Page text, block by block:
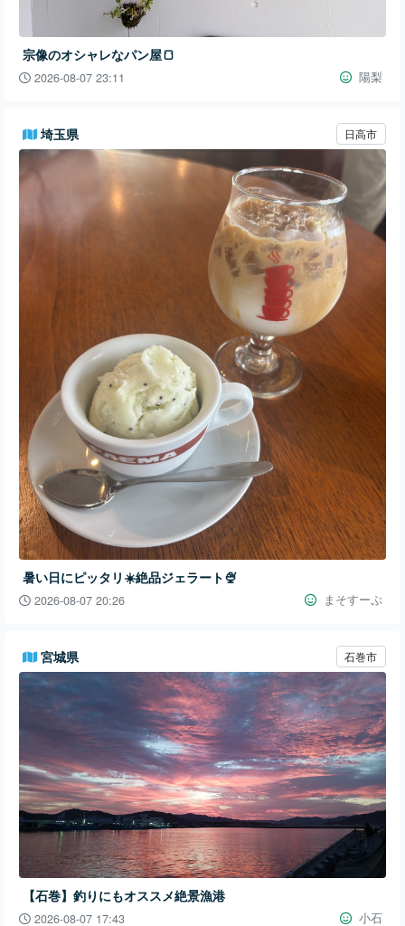
宗像のオシャレなパン屋🍞
2026-08-07 23:11 陽梨
埼玉県 日高市
暑い日にピッタリ☀️絶品ジェラート🍨
2026-08-07 20:26 まそすーぷ
宮城県 石巻市
【石巻】釣りにもオススメ絶景漁港
2026-08-07 17:43 小石